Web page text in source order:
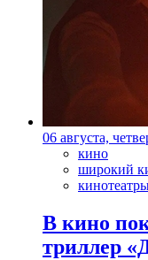
06 августа,
кино
широкий
В кино
триллер